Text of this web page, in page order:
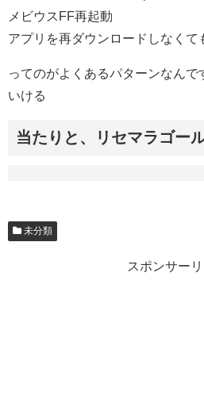
メビウスFF再起動
アプリを再ダウンロードしなくて
ってのがよくあるパターンなんで
いける
当たりと、リセマラゴー
未分類
スポンサー